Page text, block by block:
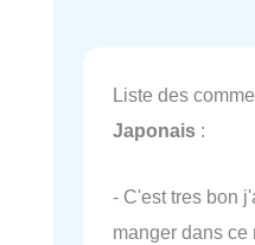
Liste des
Japonais :
- C'est tres bon
manger dans ce